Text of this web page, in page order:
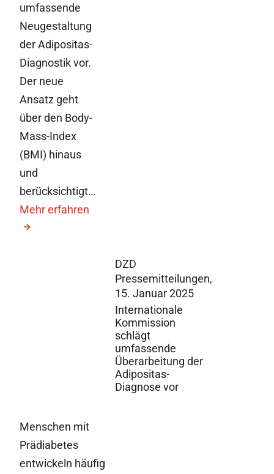
DZD
Pressemitteilungen,
15. Januar 2025
Internationale
Kommission
schlägt
umfassende
Überarbeitung der
Adipositas-
Diagnose vor
umfassende
Neugestaltung
der Adipositas-
Diagnostik vor.
Der neue
Ansatz geht
über den Body-
Mass-Index
(BMI) hinaus
und
berücksichtigt…
Mehr erfahren
Menschen mit
Prädiabetes
entwickeln häufig